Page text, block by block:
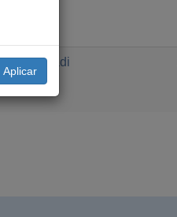
Euskadi